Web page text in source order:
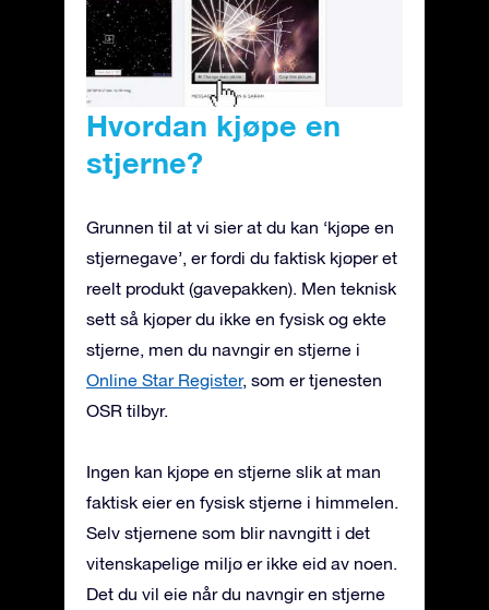
Hvordan kjøpe en
stjerne?
Grunnen til at vi sier at du kan ‘kjøpe en
stjernegave’, er fordi du faktisk kjøper et
reelt produkt (gavepakken). Men teknisk
sett så kjøper du ikke en fysisk og ekte
stjerne, men du navngir en stjerne i
Online Star Register, som er tjenesten
OSR tilbyr.
Ingen kan kjøpe en stjerne slik at man
faktisk eier en fysisk stjerne i himmelen.
Selv stjernene som blir navngitt i det
vitenskapelige miljø er ikke eid av noen.
Det du vil eie når du navngir en stjerne